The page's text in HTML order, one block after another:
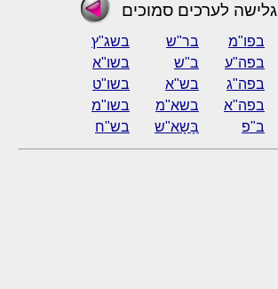
גלישה לערכים סמוכים
בפו"מ בר"ש
בשג"ץ
בפה"ע ב"ש
בשו"א
בפה"ג בש"א
בשו"ט
בפה"א בשא"מ
בשו"מ
ב"פ בָּשָא"ש בש"ח